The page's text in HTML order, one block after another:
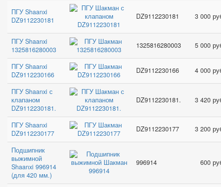
ПГУ Shaanxi
DZ9112230181
DZ9112230181 3 000
ПГУ Shaanxi
1325816280003
1325816280003 5 000
ПГУ Shaanxi
DZ9112230166
DZ9112230166 4 000
ПГУ Shaanxi с
клапаном
DZ9112230181.
DZ9112230181. 3 420
ПГУ Shaanxi
DZ9112230177
DZ9112230177 3 200
Подшипник
выжимной
Shaanxi 996914
(для 420 мм.)
996914 600